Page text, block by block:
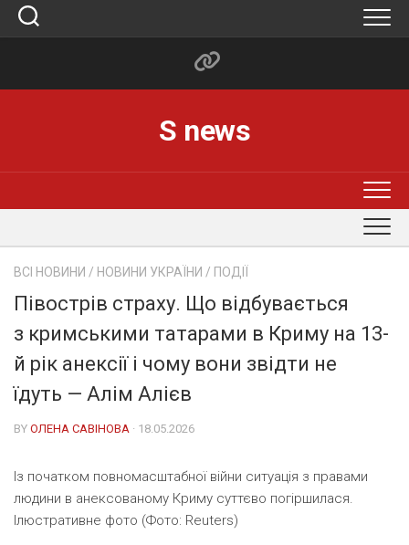
Skip
S news
ВСІ НОВИНИ / НОВИНИ УКРАЇНИ / ПОДІЇ
Півострів страху. Що відбувається
з кримськими татарами в Криму на 13-
й рік анексії і чому вони звідти не
їдуть — Алім Алієв
BY ОЛЕНА САВІНОВА · 18.05.2026
Із початком повномасштабної війни ситуація з правами
людини в анексованому Криму суттєво погіршилася.
Ілюстративне фото (Фото: Reuters)